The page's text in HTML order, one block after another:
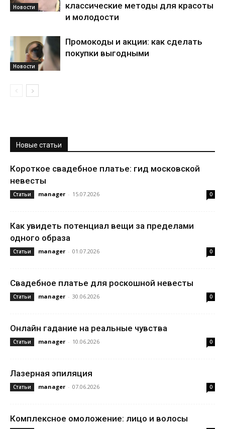
Новости
классические методы для красоты
и молодости
Новости
Промокоды и акции: как сделать
покупки выгодными
Новые статьи
Короткое свадебное платье: гид московской
невесты
Статьи manager - 15.07.2026 0
Как увидеть потенциал вещи за пределами
одного образа
Статьи manager - 01.07.2026 0
Свадебное платье для роскошной невесты
Статьи manager - 30.06.2026 0
Онлайн гадание на реальные чувства
Статьи manager - 10.06.2026 0
Лазерная эпиляция
Статьи manager - 07.06.2026 0
Комплексное омоложение: лицо и волосы